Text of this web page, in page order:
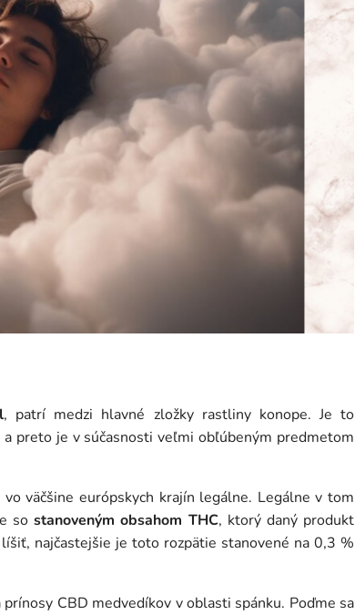
, patrí medzi hlavné zložky rastliny konope. Je to
a preto je v súčasnosti veľmi obľúbeným predmetom
väčšine európskych krajín legálne. Legálne v tom
sostanoveným obsahom THC, ktorý daný produkt
najčastejšie je toto rozpätie stanovené na 0,3 %
CBD medvedíkov v oblasti spánku. Poďme sa